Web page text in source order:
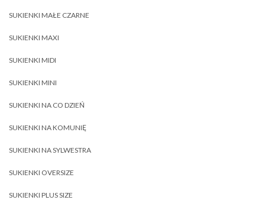
SUKIENKI MAŁE CZARNE
SUKIENKI MAXI
SUKIENKI MIDI
SUKIENKI MINI
SUKIENKI NA CO DZIEŃ
SUKIENKI NA KOMUNIĘ
SUKIENKI NA SYLWESTRA
SUKIENKI OVERSIZE
SUKIENKI PLUS SIZE